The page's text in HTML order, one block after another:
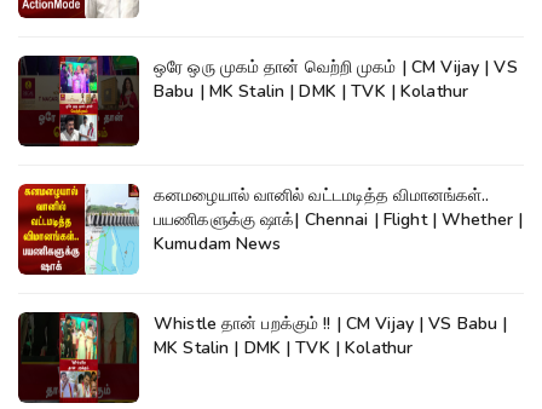
ஒரே ஒரு முகம் தான் வெற்றி முகம் | CM Vijay | VS
Babu | MK Stalin | DMK | TVK | Kolathur
கனமழையால் வானில் வட்டமடித்த விமானங்கள்..
பயணிகளுக்கு ஷாக்| Chennai | Flight | Whether |
Kumudam News
Whistle தான் பறக்கும் !! | CM Vijay | VS Babu |
MK Stalin | DMK | TVK | Kolathur